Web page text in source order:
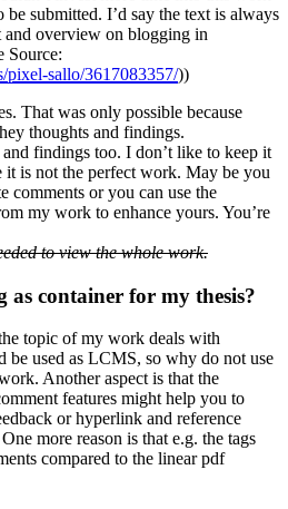
be submitted. I’d say the text is always
and overview on blogging in
Source:
sallo/3617083357/))
That was only possible because
thoughts and findings.
findings too. I don’t like to keep it
it is not the perfect work. May be you
comments or you can use the
my work to enhance yours. You’re
to view the whole work.
container for my thesis?
topic of my work deals with
be used as LCMS, so why do not use
Another aspect is that the
features might help you to
or hyperlink and reference
more reason is that e.g. the tags
compared to the linear pdf